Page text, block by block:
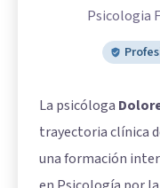
Psicologia
La psicóloga
trayectoria clínica
una formación